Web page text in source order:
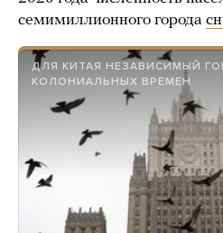
семимиллионного города
ДЛЯ КИТАЯ НЕЗАВИСИМЫЙ
КОЛОНИАЛЬНЫХ ВРЕМЕН